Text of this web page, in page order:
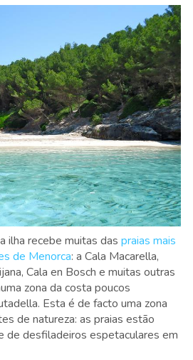
ilha recebe muitas das praias mais
de Menorca: a Cala Macarella,
Cala en Bosch e muitas outras
zona da costa poucos
Esta é de facto uma zona
de natureza: as praias estão
de desfiladeiros espetaculares em